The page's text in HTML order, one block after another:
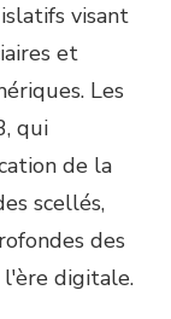
visant
et
Les
qui
de la
scellés,
des
l'ère digitale.